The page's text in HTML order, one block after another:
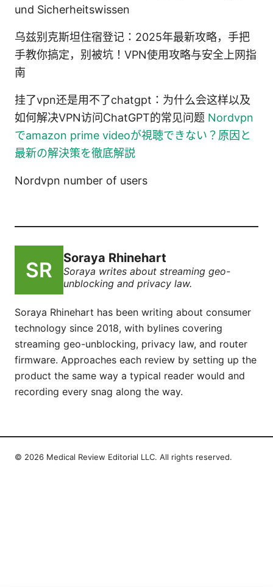
und Sicherheitswissen
乌兹别克斯坦住宿登记：2025年最新攻略，手把
手教你搞定，别被坑！VPN使用攻略与安全上网指
南
挂了vpn还是用不了chatgpt：为什么会这样以及
如何解决VPN访问ChatGPT的常见问题 Nordvpn
でamazon prime videoが視聴できない？原因と
最新の解決策を徹底解説
Nordvpn number of users
Soraya Rhinehart
Soraya writes about streaming geo-
unblocking and privacy law.
Soraya Rhinehart has been writing about consumer
technology since 2018, with bylines covering
streaming geo-unblocking, privacy law, and router
firmware. Approaches each review by setting up the
product the same way a typical reader would and
recording every snag along the way.
© 2026 Medical Review Editorial LLC. All rights reserved.